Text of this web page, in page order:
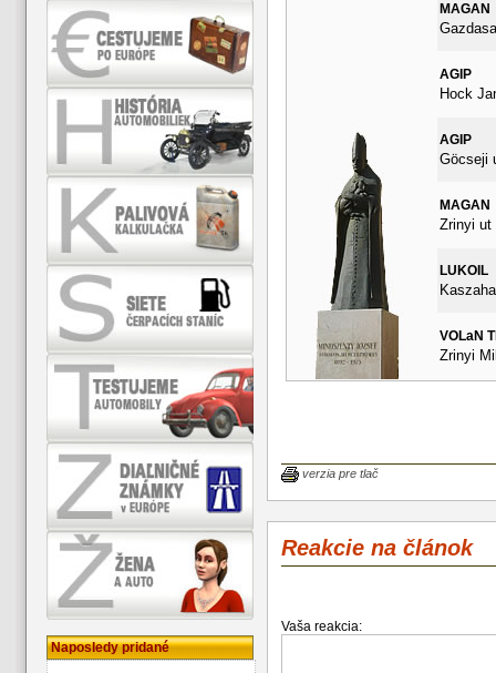
Naposledy pridané
MAGAN
AGIP
Hock
AGIP
Göcseji
MAGAN
Zrinyi ut
LUKOIL
VOLaN
Zrinyi
verzia pre tlač
Reakcie na článok
Vaša reakcia: